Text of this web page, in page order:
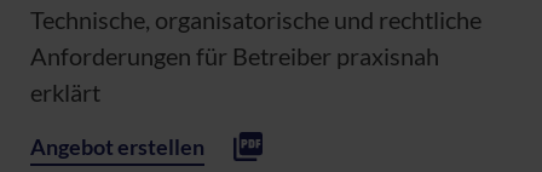
Technische, organisatorische und rechtliche
Anforderungen für Betreiber praxisnah
erklärt
Angebot erstellen